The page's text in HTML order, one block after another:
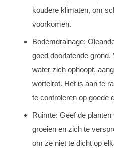
koudere klimaten, om
voorkomen.
Bodemdrainage:
goed doorlatende
water zich ophoopt,
wortelrot. Het is aan te
te controleren op goede
Ruimte: Geef de
groeien en zich te
om ze niet te dicht op